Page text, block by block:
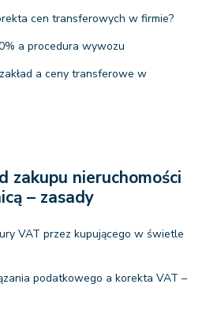
cen transferowych w firmie?
a procedura wywozu
a ceny transferowe w
zakupu nieruchomości
– zasady
VAT przez kupującego w świetle
podatkowego a korekta VAT –